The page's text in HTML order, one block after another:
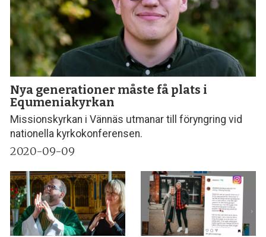
Nya generationer måste få plats i
Equmeniakyrkan
Missionskyrkan i Vännäs utmanar till föryngring vid
nationella kyrkokonferensen.
2020-09-09